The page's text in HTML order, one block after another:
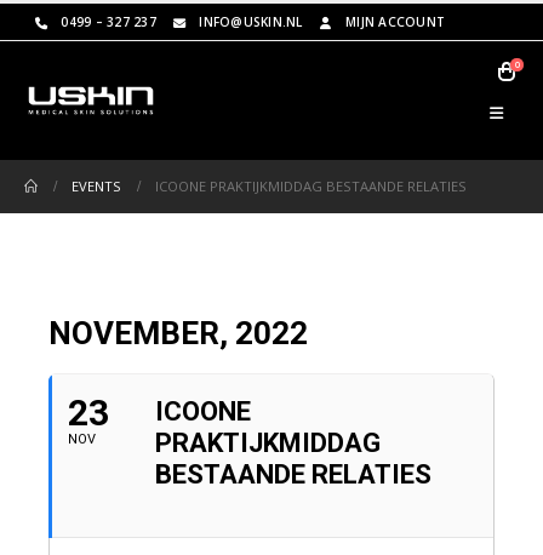
0499 – 327 237 INFO@USKIN.NL MIJN ACCOUNT
0
EVENTS ICOONE PRAKTIJKMIDDAG BESTAANDE RELATIES
NOVEMBER, 2022
23
NOV
ICOONE
PRAKTIJKMIDDAG
BESTAANDE RELATIES